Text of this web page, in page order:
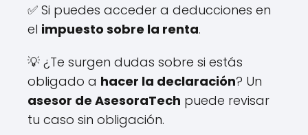
✅ Si puedes acceder a deducciones en
el impuesto sobre la renta.
💡 ¿Te surgen dudas sobre si estás
obligado a hacer la declaración? Un
asesor de AsesoraTech puede revisar
tu caso sin obligación.